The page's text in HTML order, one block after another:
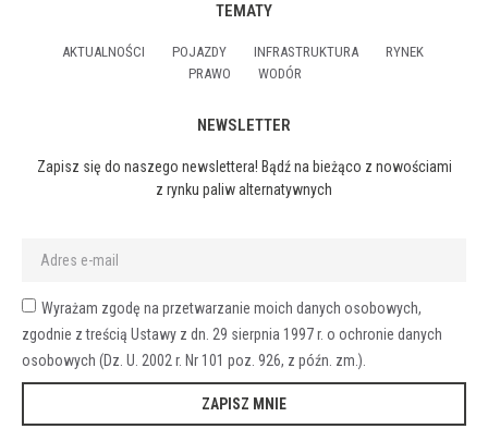
TEMATY
AKTUALNOŚCI POJAZDY INFRASTRUKTURA
RYNEK
PRAWO
WODÓR
NEWSLETTER
Zapisz się do naszego newslettera! Bądź na bieżąco z nowościami
z rynku paliw alternatywnych
Wyrażam zgodę na przetwarzanie moich danych osobowych,
zgodnie z treścią Ustawy z dn. 29 sierpnia 1997 r. o ochronie danych
osobowych (Dz. U. 2002 r. Nr 101 poz. 926, z późn. zm.).
ZAPISZ MNIE